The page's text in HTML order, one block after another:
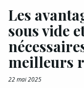
Les
sous vide
meilleurs
22 mai 2025